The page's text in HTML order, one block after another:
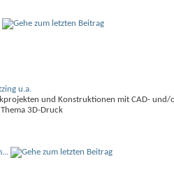
u.a.
und Konstruktionen mit CAD-
3D-Druck